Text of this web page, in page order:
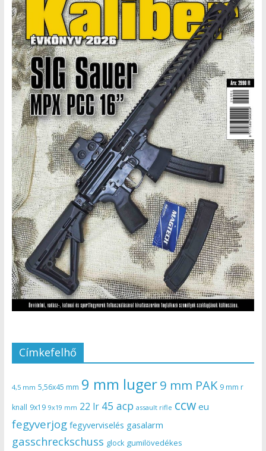
Címkefelhő
4,5 mm 5,56x45 mm 9 mm luger9 mm PAK 9 mm r
knall 9x19 9x19 mm 22 lr 45 acp assault rifle ccw eu
fegyverjog fegyverviselés gasalarm
gasschreckschuss glock gumilövedékes